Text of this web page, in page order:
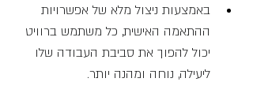
באמצעות ניצול מלא של אפשרויות
ההתאמה האישית, כל משתמש ברוויט
יכול להפוך את סביבת העבודה שלו
ליעילה, נוחה ומהנה יותר.